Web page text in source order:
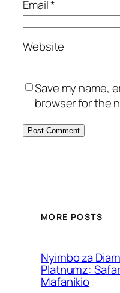
Email*
Website
Save my name,
browser for the
MORE POSTS
Nyimbo za
Platnumz:
Mafanikio